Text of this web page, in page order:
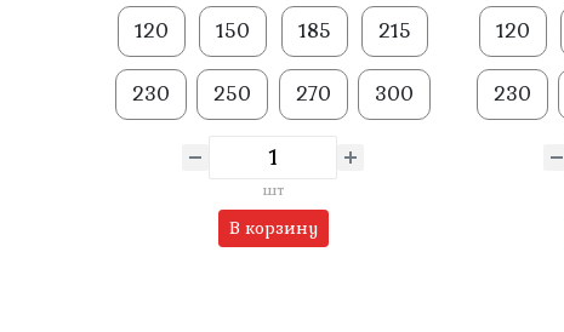
120 150 185 215
230 250 270 300
шт
В корзину
120
230